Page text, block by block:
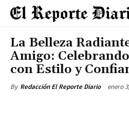
La Belleza
Amigo:
con Estilo y
By Redacción El Reporte Diario enero